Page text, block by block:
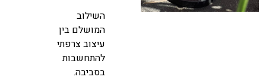
השילוב
המושלם בין
עיצוב צרפתי
להתחשבות
בסביבה.